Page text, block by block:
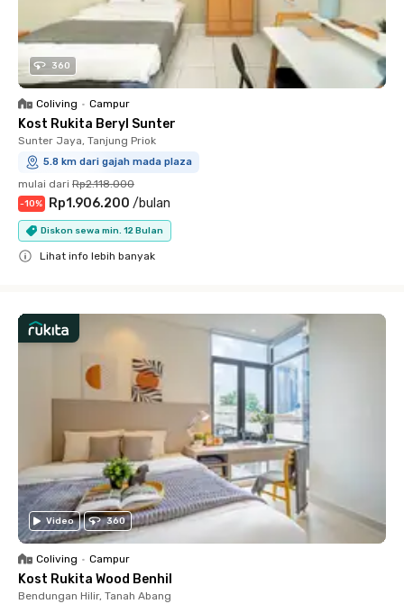
360
Coliving • Campur
Kost Rukita Beryl Sunter
Sunter Jaya, Tanjung Priok
5.8 km dari gajah mada plaza
mulai dari Rp2.118.000
-10% Rp1.906.200 /bulan
Diskon sewa min. 12 Bulan
Lihat info lebih banyak
Video 360
Coliving • Campur
Kost Rukita Wood Benhil
Bendungan Hilir, Tanah Abang